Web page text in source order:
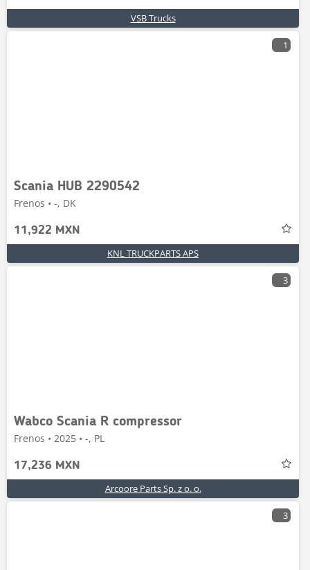
VSB Trucks
1
Scania HUB 2290542
Frenos • -, DK
11,922 MXN
KNL TRUCKPARTS APS
3
Wabco Scania R compressor
Frenos • 2025 • -, PL
17,236 MXN
Arcoore Parts Sp. z o. o.
3